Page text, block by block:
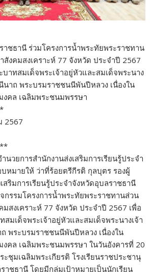
าชธานี ร่วมโครงการน้ำพระทัยพระราชทาน
งคมสงเคราะห์ 77 จังหวัด ประจำปี 2567
บาทสมเด็จพระเจ้าอยู่หัวและสมเด็จพระนาง
นาถ พระบรมราชชนนีพันปีหลวง เนื่องใน
คล เฉลิมพระชนมพรรษา
2567
นวยการสำนักงานส่งเสริมการเรียนรู้ประจำ
หมายให้ ว่าที่ร้อยตรีกีรติ กุลบุตร รองผู้
สริมการเรียนรู้ประจำจังหวัดอุบลราชธานี
กรรมโครงการน้ำพระทัยพระราชทานส่วน
สงเคราะห์ 77 จังหวัด ประจำปี 2567 เพื่อ
สมเด็จพระเจ้าอยู่หัวและสมเด็จพระนางเจ้า
พระบรมราชชนนีพันปีหลวง เนื่องใน
คล เฉลิมพระชนมพรรษา ในวันอังคารที่ 20
ชุมเฉลิมพระเกียรติ โรงเรียนราชประชานุ
าชธานี โดยมีกลุ่มเป้าหมายเป็นนักเรียน